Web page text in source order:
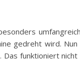
gedreht wird.
funktioniert